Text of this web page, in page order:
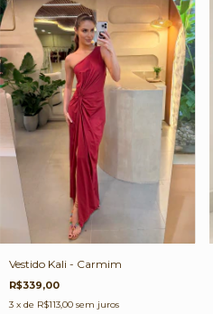
Vestido Kali - Carmim
R$339,00
3 x de R$113,00 sem juros